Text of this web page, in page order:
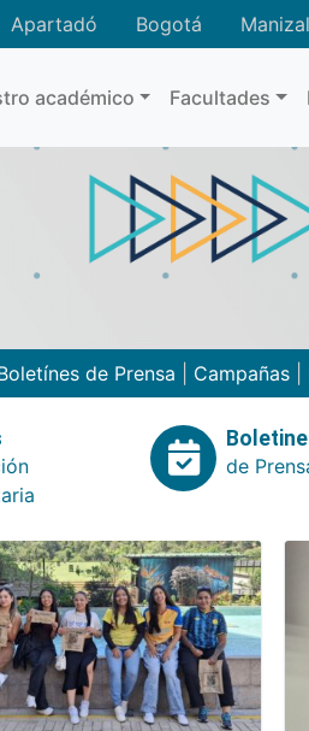
Apartadó Bogotá
académico Facultades
de Prensa Campañas
de